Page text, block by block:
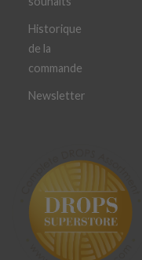
Historique
de la
commande
Newsletter